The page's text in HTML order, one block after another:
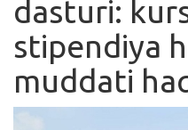
Yana
dasturi:
stipendiya
muddati